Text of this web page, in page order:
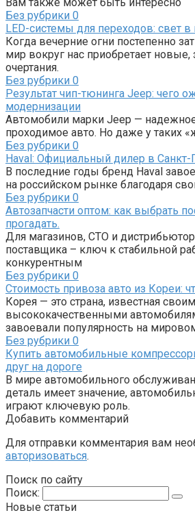
Вам также может быть интересно
Без рубрики 0
LED-системы для переходов: свет
Когда вечерние огни постепенно
мир вокруг нас приобретает новые,
очертания.
Без рубрики 0
Результат чип-тюнинга Jeep: чего
модернизации
Автомобили марки Jeep —
проходимое авто. Но даже у таких
Без рубрики 0
Haval: Официальный дилер в Санкт-
В последние годы бренд Haval
на российском рынке благодаря
Без рубрики 0
Автозапчасти оптом: как выбрать
прогадать.
Для магазинов, СТО и
поставщика – ключ к стабильной
конкурентным
Без рубрики 0
Стоимость привоза авто из Кореи:
Корея — это страна, известная
высококачественными
завоевали популярность на
Без рубрики 0
Купить автомобильные
друг на дороге
В мире автомобильного
деталь имеет значение,
играют ключевую роль.
Добавить комментарий
Для отправки комментария вам
авторизоваться.
Поиск по сайту
Поиск:
Новые статьи